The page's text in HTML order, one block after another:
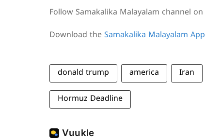
Follow Samakalika Malayalam channel on
Download the Samakalika Malayalam App
donald trump america Iran
Hormuz Deadline